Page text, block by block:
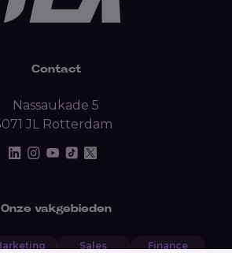
Onze vakgebieden
Sales Finance
Contact
Nassaukade 5
JL Rotterdam